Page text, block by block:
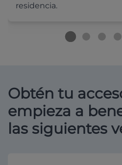
residencia.
Obtén tu
empieza a
las siguientes